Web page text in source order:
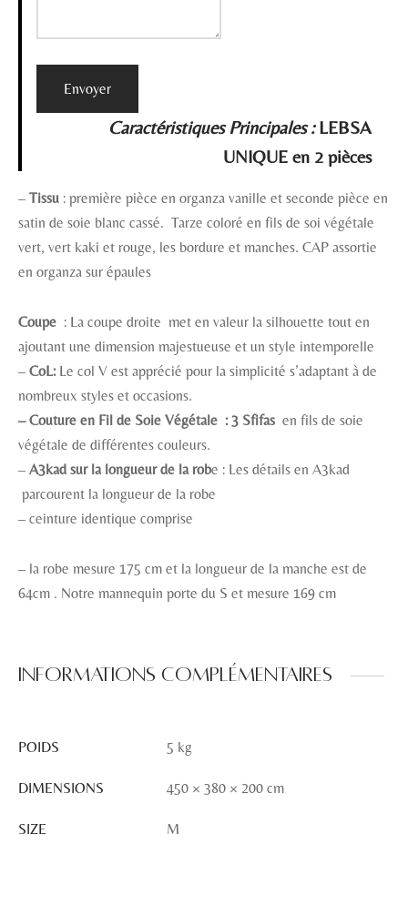
Envoyer
Caractéristiques Principales :LEBSA
UNIQUE en 2 pièces
– Tissu : première pièce en organza vanille et seconde pièce en
satin de soie blanc cassé. Tarze coloré en fils de soi végétale
vert, vert kaki et rouge, les bordure et manches. CAP assortie
en organza sur épaules
Coupe : La coupe droite met en valeur la silhouette tout en
ajoutant une dimension majestueuse et un style intemporelle
– CoL: Le col V est apprécié pour la simplicité s’adaptant à de
nombreux styles et occasions.
– Couture en Fil de Soie Végétale : 3 Sfifas en fils de soie
végétale de différentes couleurs.
– A3kad sur la longueur de la robe : Les détails en A3kad
parcourent la longueur de la robe
– ceinture identique comprise
– la robe mesure 175 cm et la longueur de la manche est de
64cm . Notre mannequin porte du S et mesure 169 cm
Informations complémentaires
POIDS 5 kg
DIMENSIONS 450 × 380 × 200 cm
SIZE M